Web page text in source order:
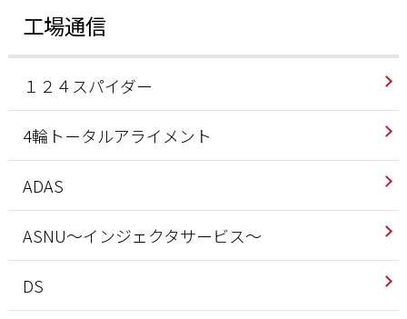
工場通信
１２４スパイダー
4輪トータルアライメント
ADAS
ASNU～インジェクタサービス～
DS